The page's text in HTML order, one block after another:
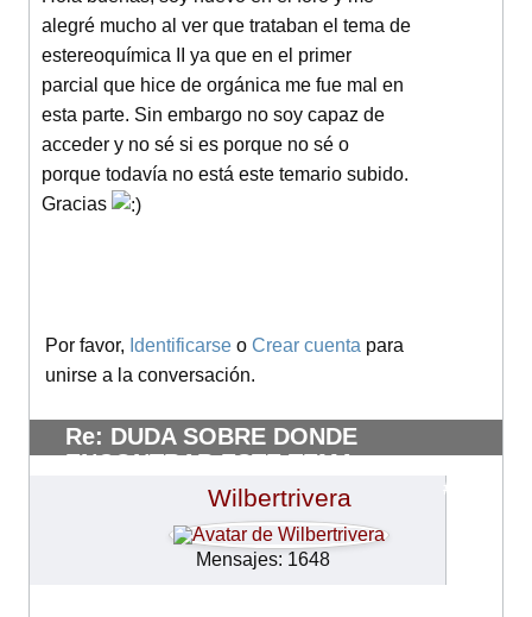
alegré mucho al ver que trataban el tema de
estereoquímica II ya que en el primer
parcial que hice de orgánica me fue mal en
esta parte. Sin embargo no soy capaz de
acceder y no sé si es porque no sé o
porque todavía no está este temario subido.
Gracias
Por favor, Identificarse o Crear cuenta para
unirse a la conversación.
Re: DUDA SOBRE DONDE
ENCONTRAR ESTE TEMA
#8716
Wilbertrivera
Mensajes: 1648